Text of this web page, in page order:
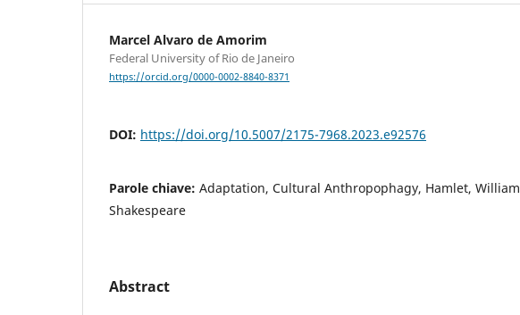
Marcel Alvaro de Amorim
Federal University of Rio de Janeiro
https://orcid.org/0000-0002-8840-8371
DOI: https://doi.org/10.5007/2175-7968.2023.e92576
Parole chiave: Adaptation, Cultural Anthropophagy, Hamlet, William
Shakespeare
Abstract